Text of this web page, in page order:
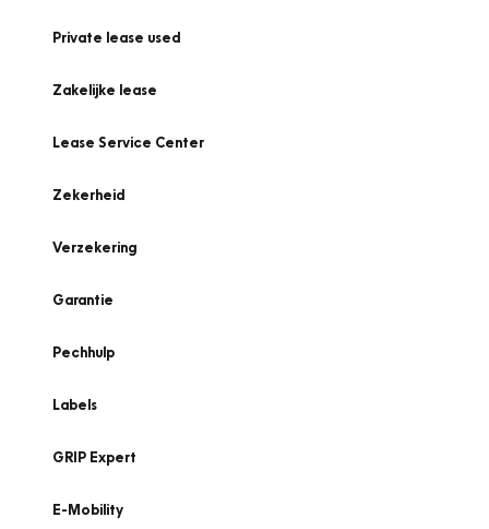
Private lease used
Zakelijke lease
Lease Service Center
Zekerheid
Verzekering
Garantie
Pechhulp
Labels
GRIP Expert
E-Mobility